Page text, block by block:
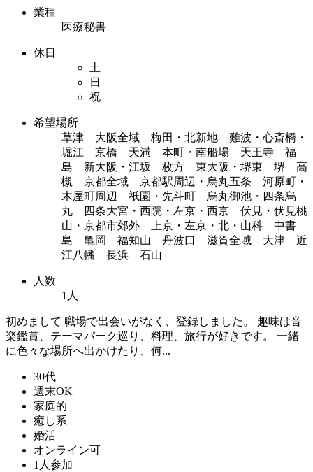
業種
医療秘書
休日
土
日
祝
希望場所
草津 大阪全域 梅田・北新地 難波・心斎橋・
堀江 京橋 天満 本町・南船場 天王寺 福
島 新大阪・江坂 枚方 東大阪・堺東 堺 高
槻 京都全域 京都駅周辺・烏丸五条 河原町・
木屋町周辺 祇園・先斗町 烏丸御池・四条烏
丸 四条大宮・西院・左京・西京 伏見・伏見桃
山・京都市郊外 上京・左京・北・山科 中書
島 亀岡 福知山 丹波口 滋賀全域 大津 近
江八幡 長浜 石山
人数
1人
初めまして 職場で出会いがなく、登録しました。 趣味は音
楽鑑賞、テーマパーク巡り、料理、旅行が好きです。 一緒
に色々な場所へ出かけたり、何...
30代
週末OK
家庭的
癒し系
婚活
オンライン可
1人参加